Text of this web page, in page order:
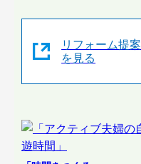
リフォーム提案
を見る